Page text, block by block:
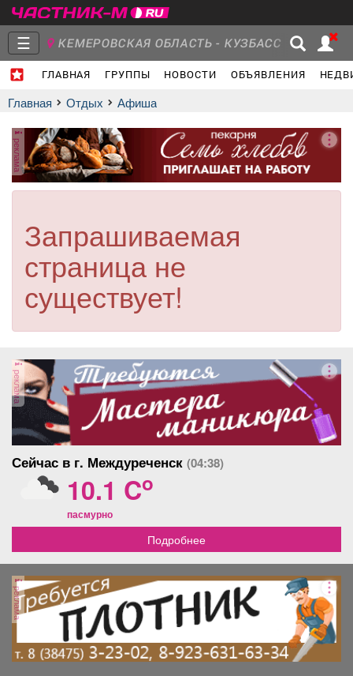
☰ КЕМЕРОВСКАЯ ОБЛАСТЬ - КУЗБАСС
ГЛАВНАЯ ГРУППЫ НОВОСТИ ОБЪЯВЛЕНИЯ
Главная
Группы
Объявления Недвижимость Услуги
Работа Транспорт
Афиша Обучение Проекты
Я - пенсионер
Главная Отдых афиша
реклама
Запрашиваемая
страница не
существует!
реклама
Сейчас в г. Междуреченск (04:38)
10.1 Co
пасмурно
Подробнее
реклама